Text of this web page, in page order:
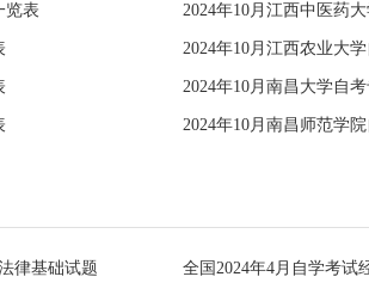
览表 2024年10月江西中医药
2024年10月江西农业大
2024年10月南昌大学自
2024年10月南昌师范学
律基础试题